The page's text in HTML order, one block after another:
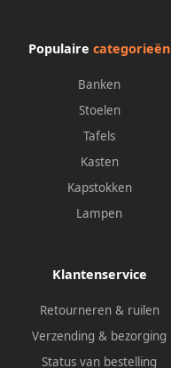
Populaire categorieën
Banken
Stoelen
Tafels
Kasten
Kapstokken
Lampen
Klantenservice
Retourneren & ruilen
Verzending & bezorging
Status van bestelling